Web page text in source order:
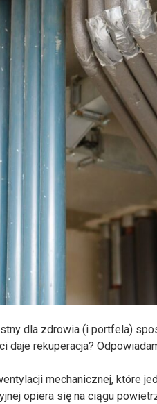
dla zdrowia (i portfela)
daje rekuperacja?
mechanicznej, które
opiera się na ciągu